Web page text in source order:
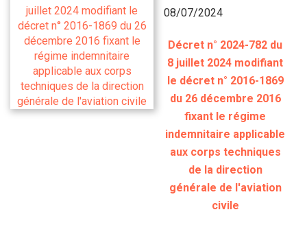
08/07/2024
Décret n° 2024-782 du
8 juillet 2024 modifiant
le décret n° 2016-1869
du 26 décembre 2016
fixant le régime
indemnitaire applicable
aux corps techniques
de la direction
générale de l'aviation
civile